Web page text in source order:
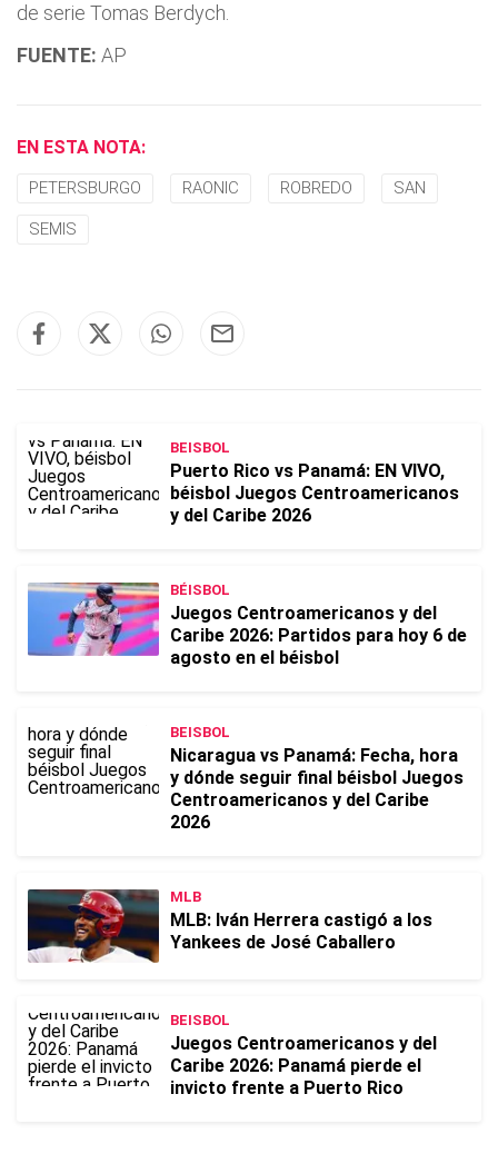
de serie Tomas Berdych.
FUENTE: AP
EN ESTA NOTA:
PETERSBURGO RAONIC ROBREDO SAN
SEMIS
BEISBOL
Puerto Rico vs Panamá: EN VIVO,
béisbol Juegos Centroamericanos
y del Caribe 2026
BÉISBOL
Juegos Centroamericanos y del
Caribe 2026: Partidos para hoy 6 de
agosto en el béisbol
BEISBOL
Nicaragua vs Panamá: Fecha, hora
y dónde seguir final béisbol Juegos
Centroamericanos y del Caribe
2026
MLB
MLB: Iván Herrera castigó a los
Yankees de José Caballero
BEISBOL
Juegos Centroamericanos y del
Caribe 2026: Panamá pierde el
invicto frente a Puerto Rico